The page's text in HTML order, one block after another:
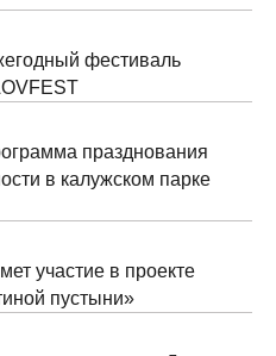
фестиваль
празднования
в калужском парке
участие в проекте
пустыни»